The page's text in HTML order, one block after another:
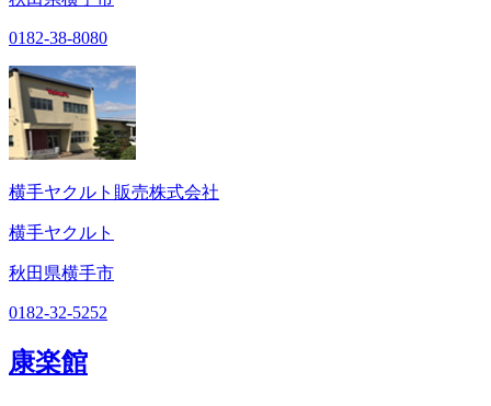
0182-38-8080
横手ヤクルト販売株式会社
横手ヤクルト
秋田県横手市
0182-32-5252
康楽館